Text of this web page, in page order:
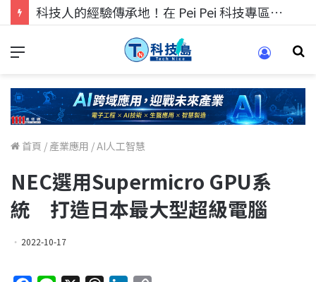
科技人的經驗傳承地！在 Pei Pei 科技專區，與學弟妹交流最硬核的技術
首頁 / 產業應用 /AI人工智慧
NEC選用Supermicro GPU系
統 打造日本最大型超級電腦
2022-10-17